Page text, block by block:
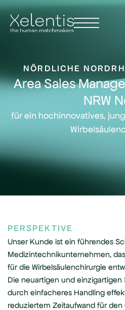
NÖRDLICHE
Area Sales
NRW
für ein hochinnovatives,
// add this to the HTML widget right
PERSPEKTIVE
Unser Kunde ist ein führendes
Medizintechnikunternehmen,
für die Wirbelsäulenchirurgie
Die neuartigen und
durch einfacheres Handling
reduziertem Zeitaufwand für